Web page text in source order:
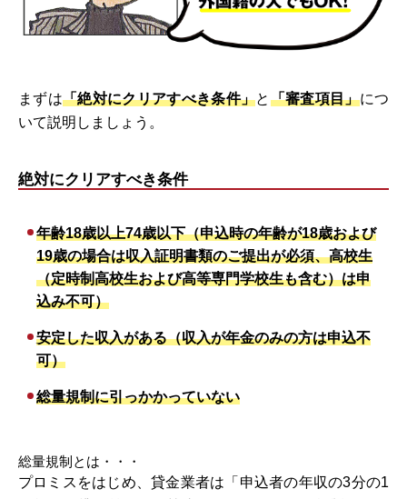
まずは「絶対にクリアすべき条件」と 「審査項目」につ
いて説明しましょう。
絶対にクリアすべき条件
年齢18歳以上74歳以下（申込時の年齢が18歳および
19歳の場合は収入証明書類のご提出が必須、高校生
（定時制高校生および高等専門学校生も含む）は申
込み不可）
安定した収入がある（収入が年金のみの方は申込不
可）
総量規制に引っかかっていない
総量規制とは・・・
プロミスをはじめ、貸金業者は「申込者の年収の3分の1